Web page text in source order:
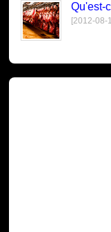
Qu'est-
[2012-08-